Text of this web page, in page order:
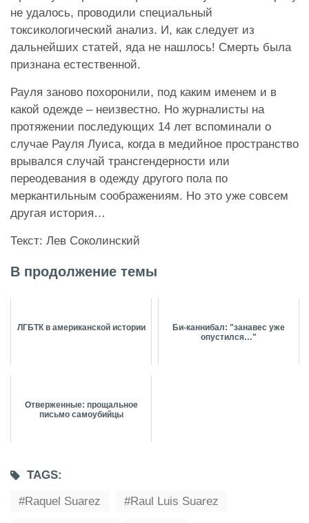
не удалось, проводили специальный
токсикологический анализ. И, как следует из
дальнейших статей, яда не нашлось! Смерть была
признана естественной.
Рауля заново похоронили, под каким именем и в
какой одежде – неизвестно. Но журналисты на
протяжении последующих 14 лет вспоминали о
случае Рауля Луиса, когда в медийное пространство
врывался случай трансгендерности или
переодевания в одежду другого пола по
меркантильным соображениям. Но это уже совсем
другая история…
Текст: Лев Соколинский
В продолжение темы
ЛГБТК в американской истории
Би-каннибал: "занавес уже
опустился…"
Отверженные: прощальное
письмо самоубийцы
TAGS:
Raquel Suarez
Raul Luis Suarez